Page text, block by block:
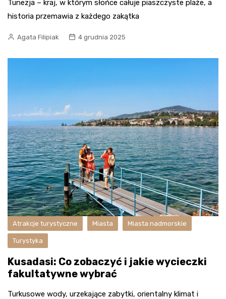
Tunezja – kraj, w którym słońce całuje piaszczyste plaże, a
historia przemawia z każdego zakątka
Agata Filipiak 4 grudnia 2025
Atrakcje turystyczne Miasta Miasta nadmorskie
Turystyka
Kusadasi: Co zobaczyć i jakie wycieczki
fakultatywne wybrać
Turkusowe wody, urzekające zabytki, orientalny klimat i